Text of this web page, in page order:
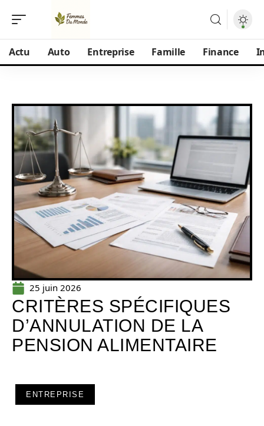
Actu Auto Entreprise Famille Finance
25 juin 2026
CRITÈRES SPÉCIFIQUES
D’ANNULATION DE LA
PENSION ALIMENTAIRE
ENTREPRISE